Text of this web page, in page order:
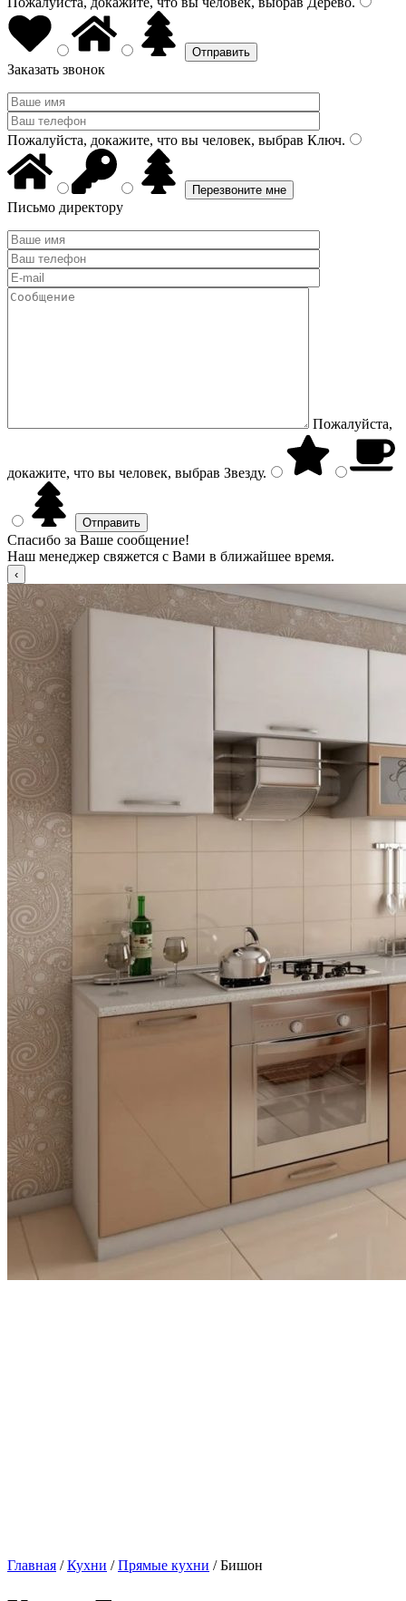
Заказать звонок
Пожалуйста, докажите, что вы человек, выбрав Ключ.
Письмо директору
Пожалуйста,
докажите, что вы человек, выбрав Звезду.
Спасибо за Ваше сообщение!
Наш менеджер свяжется с Вами в ближайшее время.
Главная /Кухни /Прямые кухни / Бишон